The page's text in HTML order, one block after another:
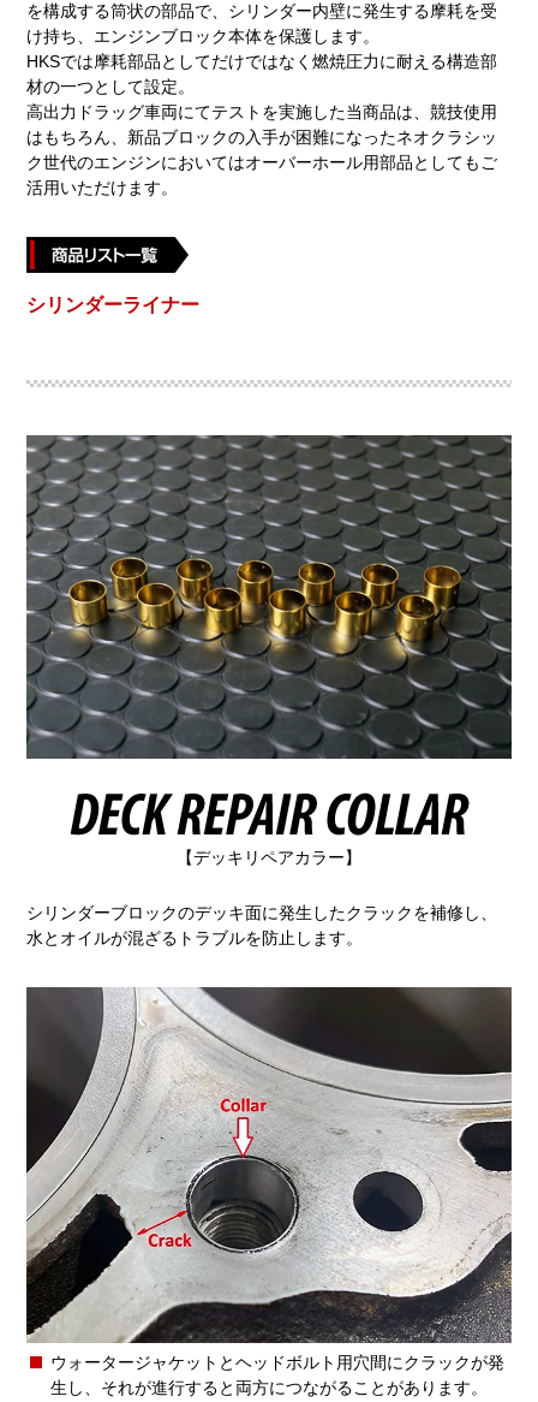
を構成する筒状の部品で、シリンダー内壁に発生する摩耗を受
け持ち、エンジンブロック本体を保護します。
HKSでは摩耗部品としてだけではなく燃焼圧力に耐える構造部
材の一つとして設定。
高出力ドラッグ車両にてテストを実施した当商品は、競技使用
はもちろん、新品ブロックの入手が困難になったネオクラシッ
ク世代のエンジンにおいてはオーバーホール用部品としてもご
活用いただけます。
シリンダーライナー
【デッキリペアカラー】
シリンダーブロックのデッキ面に発生したクラックを補修し、
水とオイルが混ざるトラブルを防止します。
ウォータージャケットとヘッドボルト用穴間にクラックが発
生し、それが進行すると両方につながることがあります。